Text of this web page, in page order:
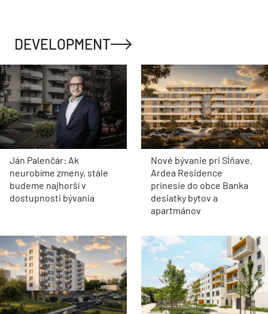
DEVELOPMENT
Ján Palenčár: Ak
neurobíme zmeny, stále
budeme najhorší v
dostupnosti bývania
Nové bývanie pri Sĺňave.
Ardea Residence
prinesie do obce Banka
desiatky bytov a
apartmánov